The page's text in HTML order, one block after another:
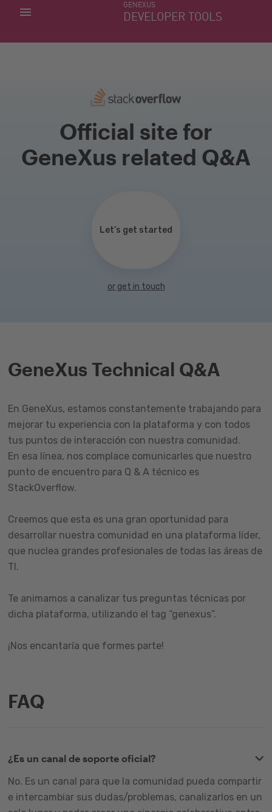
GENEXUS
DEVELOPER TOOLS
MIS APLICACIONES
Official site for
GeneXus related Q&A
Let’s get started
or get in touch
GeneXus Technical Q&A
En GeneXus, estamos constantemente trabajando para
mejorar tu experiencia con la plataforma y con todos
tus puntos de interacción con nuestra comunidad.
En esa línea, nos complace comunicarles que nuestro
punto de encuentro para Q & A técnico es
StackOverflow.
Creemos que esta es una gran oportunidad para
desarrollar nuestra comunidad en una plataforma líder,
que nuclea grandes profesionales de todas las áreas de
TI.
Te animamos a canalizar tus preguntas técnicas por
dicha plataforma, utilizando el tag “genexus”.
¡Nos encantaría que formes parte!
FAQ
¿Es un canal de soporte oficial?
No. Es un canal para que la comunidad pueda compartir
e intercambiar sus dudas/problemas, canalizarlos en un